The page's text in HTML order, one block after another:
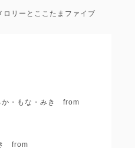
ロリーとここたまファイブ
か・もな・みき from
き from